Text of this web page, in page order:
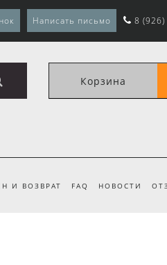
Написать письмо 8
Корзина
И ВОЗВРАТ FAQ НОВОСТИ